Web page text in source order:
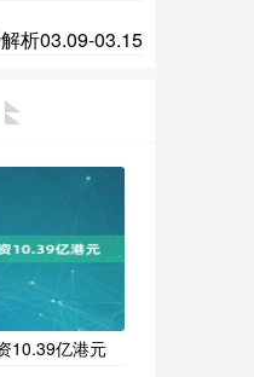
析03.09-03.15
10.39亿港元